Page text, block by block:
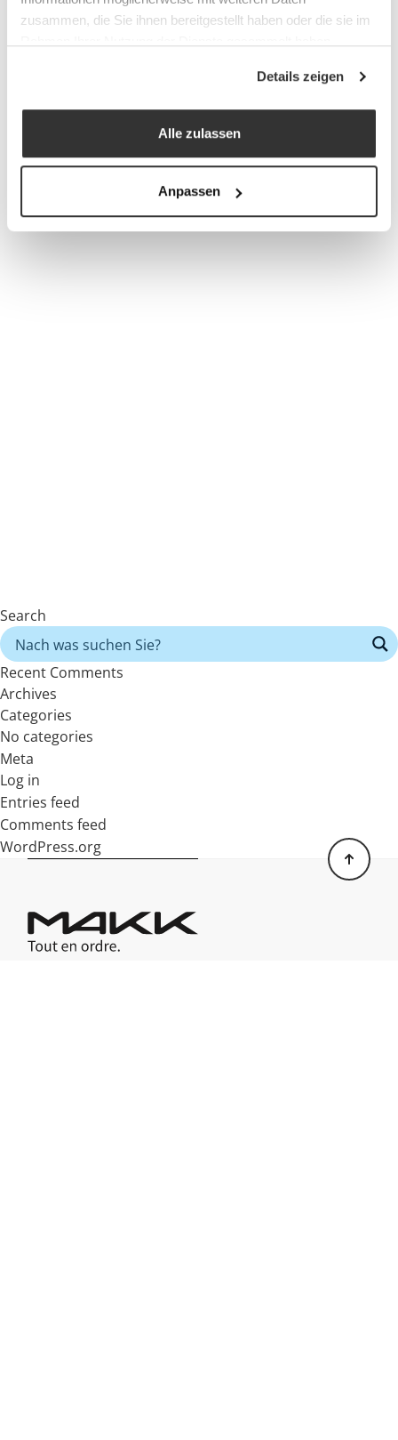
zusammen, die Sie ihnen bereitgestellt haben oder die sie im
Details zeigen
Alle zulassen
Anpassen
Search
Recent Comments
Archives
Categories
No categories
Meta
Log in
Entries feed
Comments feed
WordPress.org